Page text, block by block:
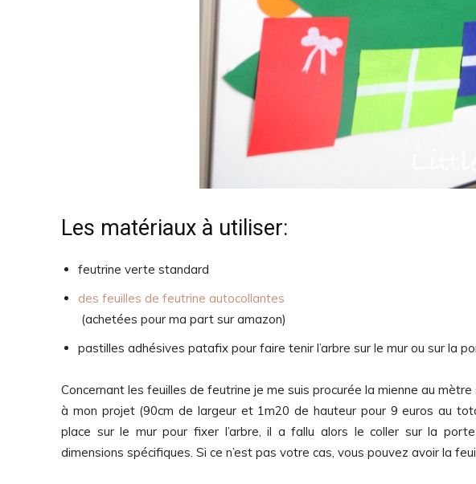
Les matériaux à utiliser:
feutrine verte standard
des feuilles de feutrine autocollantes
(achetées pour ma part sur amazon)
pastilles adhésives patafix pour faire tenir l’arbre sur le mur ou sur la
Concernant les feuilles de feutrine je me suis procurée la mienne au
à mon projet (90cm de largeur et 1m20 de hauteur pour 9 euros au
place sur le mur pour fixer l’arbre, il a fallu alors le coller sur la
dimensions spécifiques. Si ce n’est pas votre cas, vous pouvez avoir la